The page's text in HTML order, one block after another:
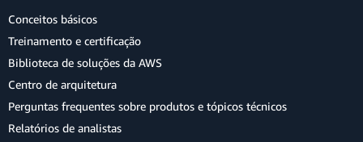
Conceitos básicos
Treinamento e certificação
Biblioteca de soluções da AWS
Centro de arquitetura
Perguntas frequentes sobre produtos e tópicos técnicos
Relatórios de analistas